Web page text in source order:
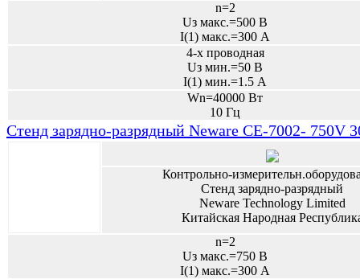
n=2
Uз макс.=500 В
I(1) макс.=300 А
4-х проводная
Uз мин.=50 В
I(1) мин.=1.5 А
Wn=40000 Вт
10 Гц
Стенд зарядно-разрядный Neware CE-7002- 750V
Контрольно-
Стенд зарядно-разрядный
Neware Technology Limited
Китайская Народная
n=2
Uз макс.=750 В
I(1) макс.=300 А